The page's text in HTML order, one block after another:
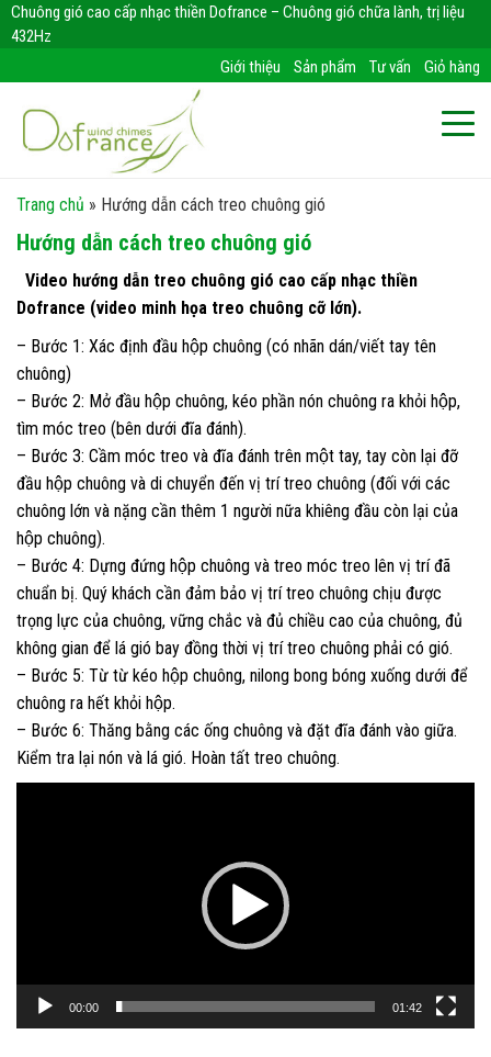
Chuông gió cao cấp nhạc thiền Dofrance – Chuông gió chữa lành, trị liệu
432Hz
Giỏ hàng
Tư vấn
Sản phẩm
Giới thiệu
Trang chủ » Hướng dẫn cách treo chuông gió
Hướng dẫn cách treo chuông gió
Video hướng dẫn treo chuông gió cao cấp nhạc thiền
Dofrance (video minh họa treo chuông cỡ lớn).
– Bước 1: Xác định đầu hộp chuông (có nhãn dán/viết tay tên
chuông)
– Bước 2: Mở đầu hộp chuông, kéo phần nón chuông ra khỏi hộp,
tìm móc treo (bên dưới đĩa đánh).
– Bước 3: Cầm móc treo và đĩa đánh trên một tay, tay còn lại đỡ
đầu hộp chuông và di chuyển đến vị trí treo chuông (đối với các
chuông lớn và nặng cần thêm 1 người nữa khiêng đầu còn lại của
hộp chuông).
– Bước 4: Dựng đứng hộp chuông và treo móc treo lên vị trí đã
chuẩn bị. Quý khách cần đảm bảo vị trí treo chuông chịu được
trọng lực của chuông, vững chắc và đủ chiều cao của chuông, đủ
không gian để lá gió bay đồng thời vị trí treo chuông phải có gió.
– Bước 5: Từ từ kéo hộp chuông, nilong bong bóng xuống dưới để
chuông ra hết khỏi hộp.
– Bước 6: Thăng bằng các ống chuông và đặt đĩa đánh vào giữa.
Kiểm tra lại nón và lá gió. Hoàn tất treo chuông.
ơ
00:00 01:42